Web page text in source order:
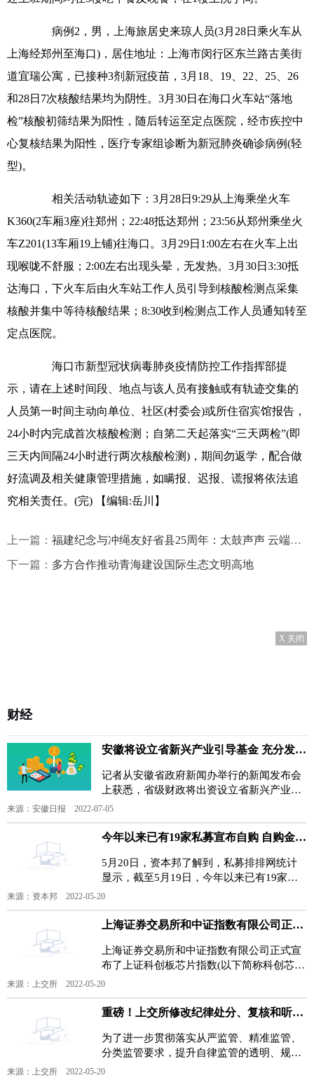
病例2，男，上海旅居史来琼人员(3月28日乘火车从
上海经郑州至海口)，居住地址：上海市闵行区东兰路古美街
道宜瑞公寓，已接种3剂新冠疫苗，3月18、19、22、25、26
和28日7次核酸结果均为阴性。3月30日在海口火车站“落地
检”核酸初筛结果为阳性，随后转运至定点医院，经市疾控中
心复核结果为阳性，医疗专家组诊断为新冠肺炎确诊病例(轻
型)。
相关活动轨迹如下：3月28日9:29从上海乘坐火车
K360(2车厢3座)往郑州；22:48抵达郑州；23:56从郑州乘坐火
车Z201(13车厢19上铺)往海口。3月29日1:00左右在火车上出
现喉咙不舒服；2:00左右出现头晕，无发热。3月30日3:30抵
达海口，下火车后由火车站工作人员引导到核酸检测点采集
核酸并集中等待核酸结果；8:30收到检测点工作人员通知转至
定点医院。
海口市新型冠状病毒肺炎疫情防控工作指挥部提
示，请在上述时间段、地点与该人员有接触或有轨迹交集的
人员第一时间主动向单位、社区(村委会)或所住宿宾馆报告，
24小时内完成首次核酸检测；自第二天起落实“三天两检”(即
三天内间隔24小时进行两次核酸检测)，期间勿返学，配合做
好流调及相关健康管理措施，如瞒报、迟报、谎报将依法追
究相关责任。(完)
【编辑:岳川】
上一篇： 福建纪念与冲绳友好省县25周年：太鼓声声 云端传情
下一篇： 多方合作推动青海建设国际生态文明高地
X 关闭
财经
安徽将设立省新兴产业引导基金 充分发挥财政资金杠杆放大作用
记者从安徽省政府新闻办举行的新闻发布会
上获悉，省级财政将出资设立省新兴产业引
导基金，在引导基金下设三大基金群16只母
来源：安徽日报 2022-07-05
今年以来已有19家私募宣布自购 自购金额达27.65亿元
5月20日，资本邦了解到，私募排排网统计
显示，截至5月19日，今年以来已有19家私
募宣布自购，自购金额达27 65亿元，而百亿
来源：资本邦 2022-05-20
上海证券交易所和中证指数有限公司正式发布科创板芯片指数
上海证券交易所和中证指数有限公司正式宣
布了上证科创板芯片指数(以下简称科创芯
片)的发布安排。经流动性筛选后，科创芯片
来源：上交所 2022-05-20
重磅！上交所修改纪律处分、复核和听证3项业务规则
为了进一步贯彻落实从严监管、精准监管、
分类监管要求，提升自律监管的透明、规
范、高效和便利，上海证券交易所(以下简称
来源：上交所 2022-05-20